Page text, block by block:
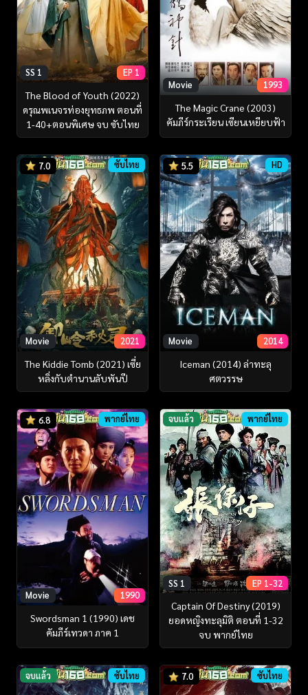
SS 1 EP 1
The Blood of Youth (2022)
ดรุณพเนจรท่องยุทธภพ ตอนที่
1-40+ตอนพิเศษ จบ ซับไทย
Movie 1993
The Magic Crane (2003)
คัมภีร์กระเรียน เซียนเหยียบฟ้า
7.0 ซับไทย
Movie 2021
The Kiddie Tomb (2021) เซี่ย
หลิ่งกับตำนานลับพันปี
5.5 HD
Movie 2014
Iceman (2014) ล่าทะลุ
ศตวรรษ
6.8 พากย์ไทย
Movie 1990
Swordsman 1 (1990) เดช
คัมภีร์เทวดา ภาค 1
จบแล้ว พากย์ไทย
SS 1 EP 1-32
Captain Of Destiny (2019)
ยอดหญิงทะลุมิติ ตอนที่ 1-32
จบ พากย์ไทย
จบแล้ว ซับไทย 7.0 ซับไทย